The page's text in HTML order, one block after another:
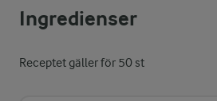
Ingredienser
Receptet gäller för 50 st